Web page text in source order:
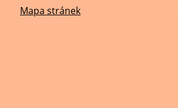
Mapa stránek